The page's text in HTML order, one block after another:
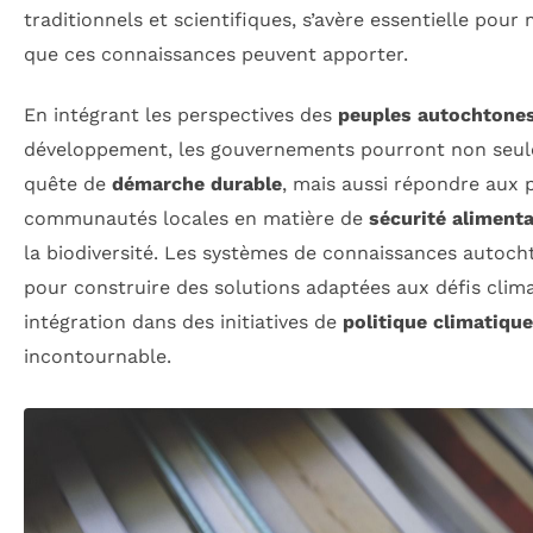
traditionnels et scientifiques, s’avère essentielle pour
que ces connaissances peuvent apporter.
En intégrant les perspectives des peuples
développement, les gouvernements pourront non
quête de démarche durable, mais aussi répondre aux
communautés locales en matière de sécurité
la biodiversité. Les systèmes de connaissances
pour construire des solutions adaptées aux défis
intégration dans des initiatives de politique climatique
incontournable.